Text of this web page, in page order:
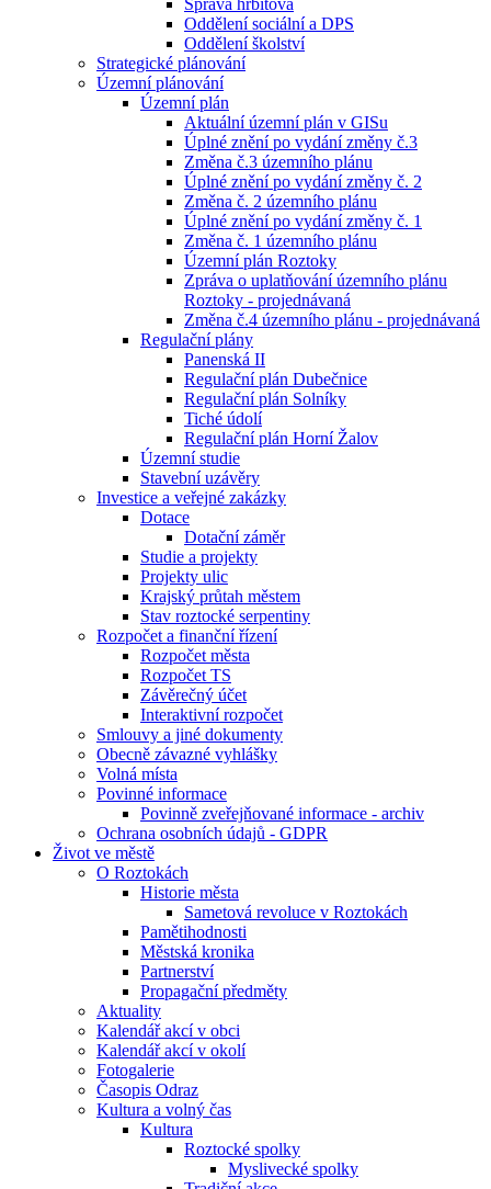
Správa hřbitova
Oddělení sociální a DPS
Oddělení školství
Strategické plánování
Územní plánování
Územní plán
Aktuální územní plán v GISu
Úplné znění po vydání změny č.3
Změna č.3 územního plánu
Úplné znění po vydání změny č. 2
Změna č. 2 územního plánu
Úplné znění po vydání změny č. 1
Změna č. 1 územního plánu
Územní plán Roztoky
Zpráva o uplatňování územního plánu
Roztoky - projednávaná
Změna č.4 územního plánu - projednávaná
Regulační plány
Panenská II
Regulační plán Dubečnice
Regulační plán Solníky
Tiché údolí
Regulační plán Horní Žalov
Územní studie
Stavební uzávěry
Investice a veřejné zakázky
Dotace
Dotační záměr
Studie a projekty
Projekty ulic
Krajský průtah městem
Stav roztocké serpentiny
Rozpočet a finanční řízení
Rozpočet města
Rozpočet TS
Závěrečný účet
Interaktivní rozpočet
Smlouvy a jiné dokumenty
Obecně závazné vyhlášky
Volná místa
Povinné informace
Povinně zveřejňované informace - archiv
Ochrana osobních údajů - GDPR
Život ve městě
O Roztokách
Historie města
Sametová revoluce v Roztokách
Pamětihodnosti
Městská kronika
Partnerství
Propagační předměty
Aktuality
Kalendář akcí v obci
Kalendář akcí v okolí
Fotogalerie
Časopis Odraz
Kultura a volný čas
Kultura
Roztocké spolky
Myslivecké spolky